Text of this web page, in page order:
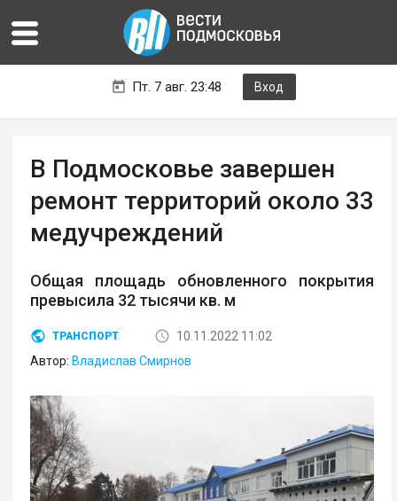
Пт. 7 авг. 23:48 Вход
В Подмосковье завершен
ремонт территорий около 33
медучреждений
Общая площадь обновленного покрытия
превысила 32 тысячи кв. м
ТРАНСПОРТ
10.11.2022 11:02
Автор: Владислав Смирнов